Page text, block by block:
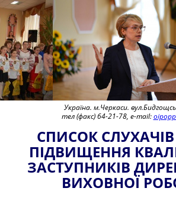
Україна. м.Черкаси.
тел (факс) 64-21-78, e-mail:
СПИСОК СЛУХАЧІВ
ПІДВИЩЕННЯ
ЗАСТУПНИКІВ
ВИХОВНОЇ